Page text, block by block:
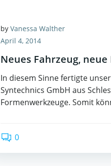
by Vanessa Walther
April 4, 2014
Neues Fahrzeug, neue
In diesem Sinne fertigte
Syntechnics GmbH aus
Formenwerkzeuge. Somit
0